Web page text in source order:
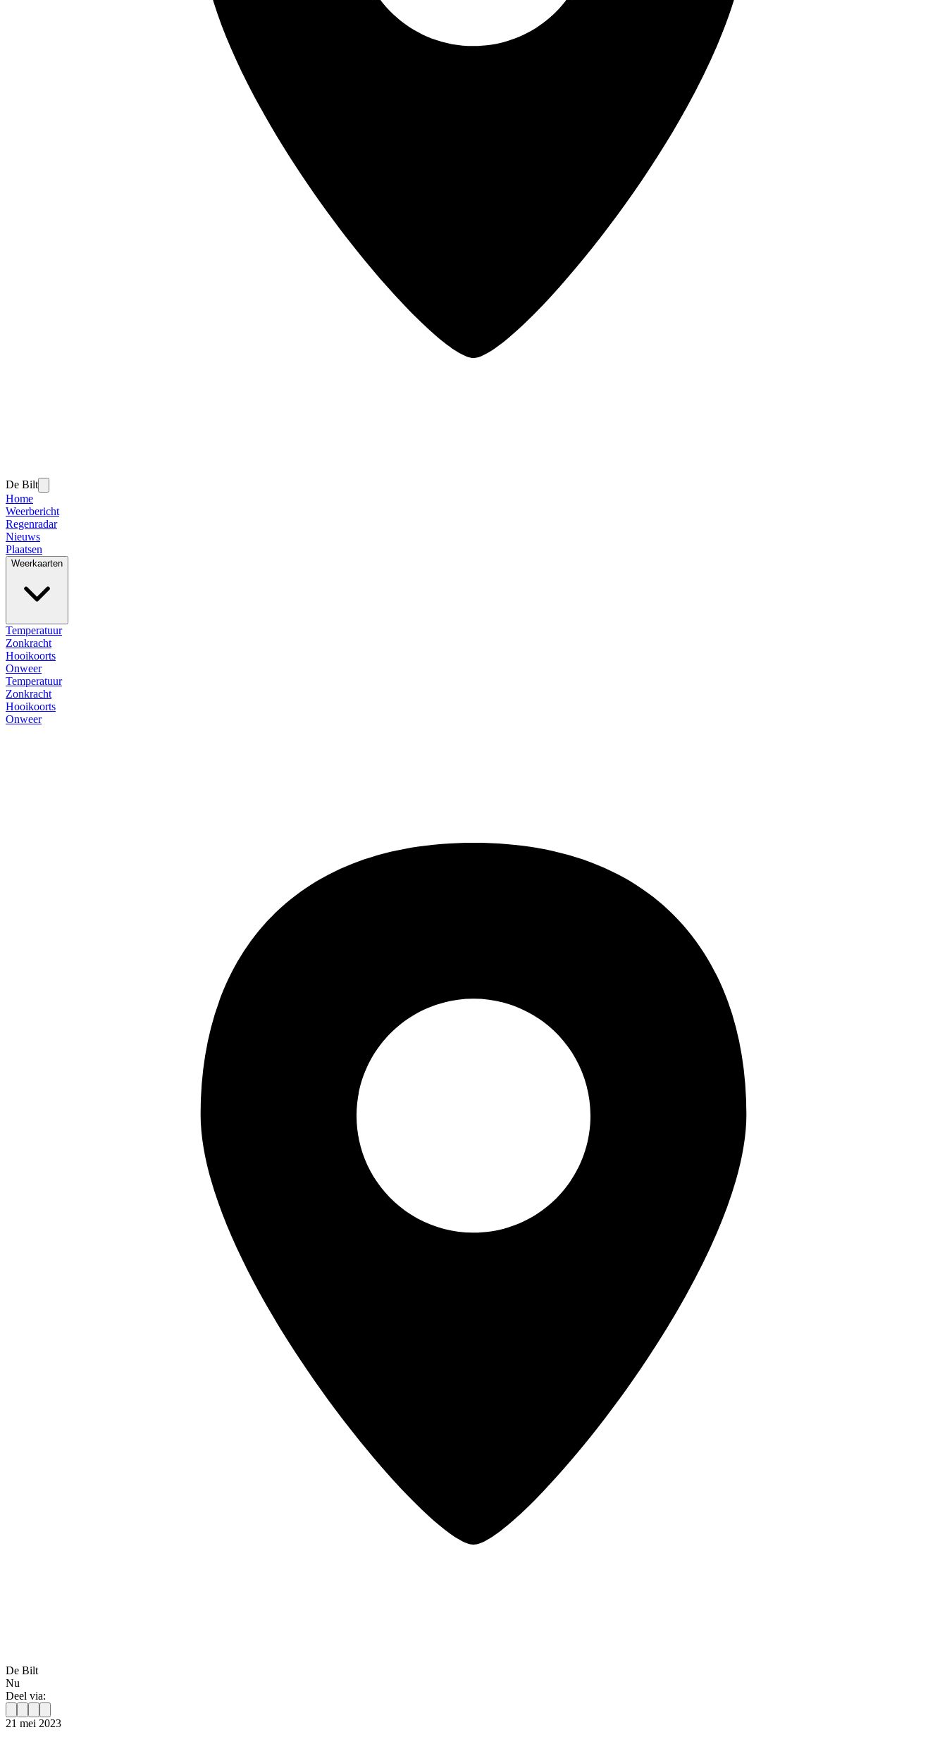
De Bilt
Home
Weerbericht
Regenradar
Nieuws
Plaatsen
Weerkaarten
Temperatuur
Zonkracht
Hooikoorts
Onweer
Temperatuur
Zonkracht
Hooikoorts
Onweer
De Bilt
Nu
Deel via:
21 mei 2023